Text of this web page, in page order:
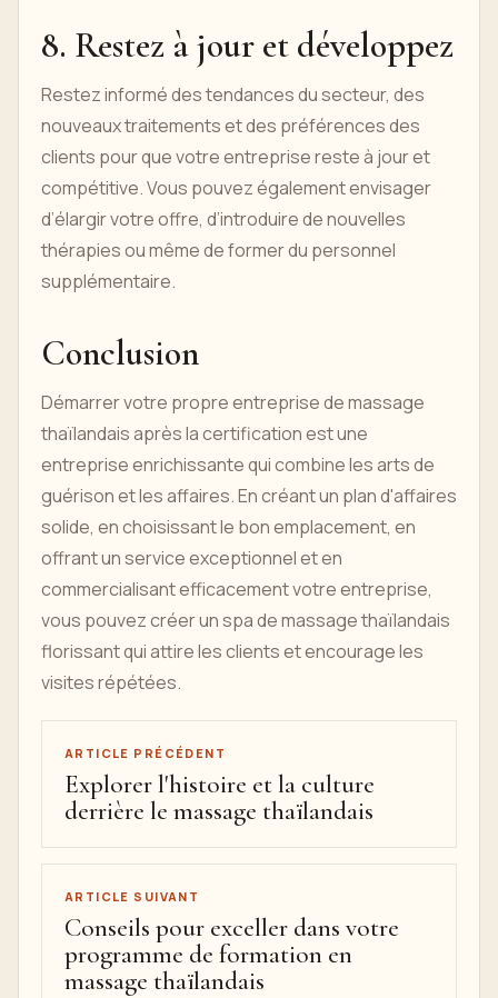
8. Restez à jour et développez
Restez informé des tendances du secteur, des
nouveaux traitements et des préférences des
clients pour que votre entreprise reste à jour et
compétitive. Vous pouvez également envisager
d’élargir votre offre, d’introduire de nouvelles
thérapies ou même de former du personnel
supplémentaire.
Conclusion
Démarrer votre propre entreprise de massage
thaïlandais après la certification est une
entreprise enrichissante qui combine les arts de
guérison et les affaires. En créant un plan d'affaires
solide, en choisissant le bon emplacement, en
offrant un service exceptionnel et en
commercialisant efficacement votre entreprise,
vous pouvez créer un spa de massage thaïlandais
florissant qui attire les clients et encourage les
visites répétées.
ARTICLE PRÉCÉDENT
Explorer l'histoire et la culture
derrière le massage thaïlandais
ARTICLE SUIVANT
Conseils pour exceller dans votre
programme de formation en
massage thaïlandais